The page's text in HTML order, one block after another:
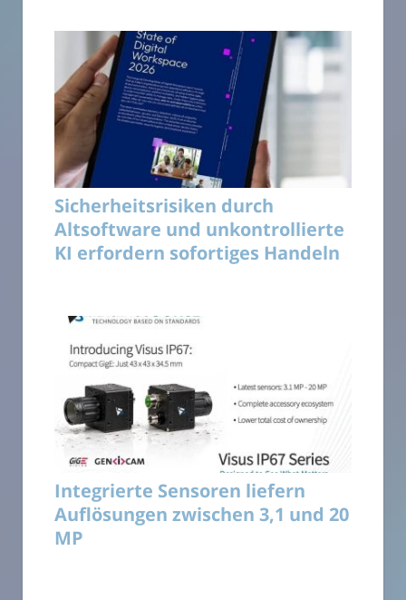
Sicherheitsrisiken durch
Altsoftware und unkontrollierte
KI erfordern sofortiges Handeln
Integrierte Sensoren liefern
Auflösungen zwischen 3,1 und 20
MP